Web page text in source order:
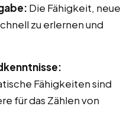
Die Fähigkeit, neue
zu erlernen und
Fähigkeiten sind
für das Zählen von